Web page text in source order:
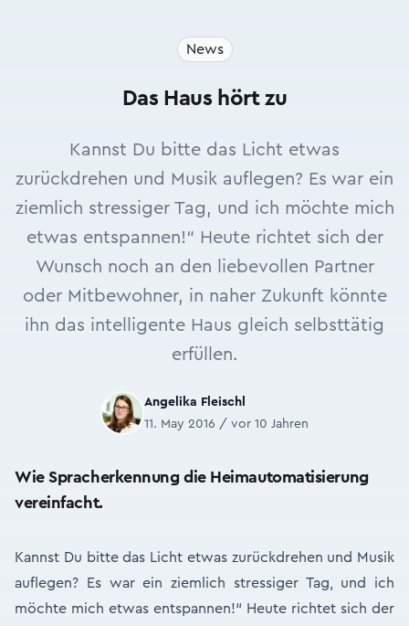
News
Das Haus hört zu
Kannst Du bitte das Licht etwas
zurückdrehen und Musik auflegen? Es war ein
ziemlich stressiger Tag, und ich möchte mich
etwas entspannen!“ Heute richtet sich der
Wunsch noch an den liebevollen Partner
oder Mitbewohner, in naher Zukunft könnte
ihn das intelligente Haus gleich selbsttätig
erfüllen.
Angelika Fleischl
11. May 2016 / vor 10 Jahren
Wie Spracherkennung die Heimautomatisierung
vereinfacht.
Kannst Du bitte das Licht etwas zurückdrehen und Musik
auflegen? Es war ein ziemlich stressiger Tag, und ich
möchte mich etwas entspannen!“ Heute richtet sich der